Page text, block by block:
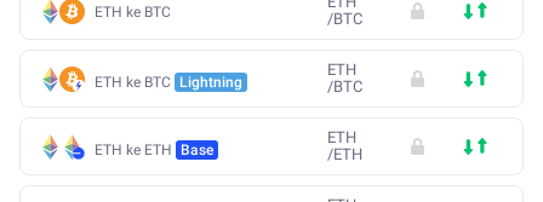
ETH ke BTC
/BTC
ETH ke BTC Lightning
ETH
/BTC
ETH ke ETH Base
ETH
/ETH